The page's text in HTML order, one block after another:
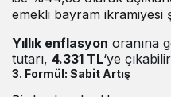
emekli bayram ikramiyesi
Yıllık enflasyon oranına
tutarı, 4.331 TL‘ye
3. Formül: Sabit Artış